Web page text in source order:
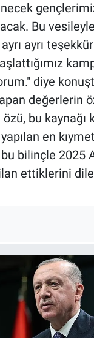
Bu
ayrı
diye
değerlerin
özü, bu kaynağı
en
bilinçle 2025
ilan ettiklerini